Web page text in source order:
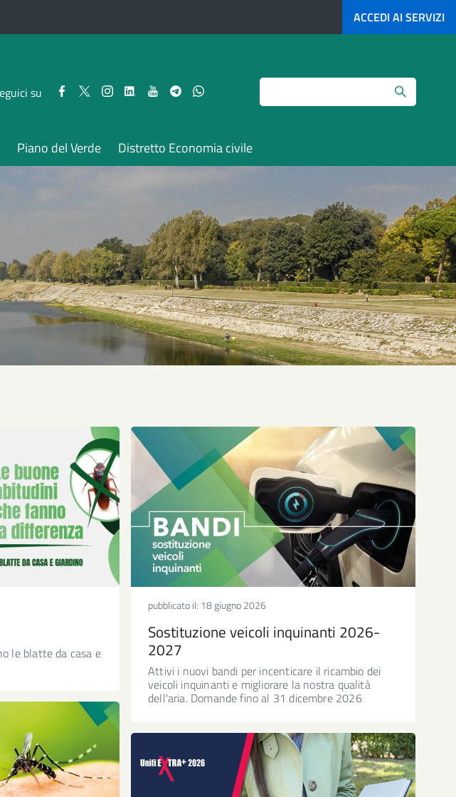
ACCEDI AI SERVIZI
su
Seguici SeguiciSeguici Seguici SeguiciSeguiciSeguici
Search
Piano del Verde Distretto Economia civile
le blatte da casa e
pubblicato il: 18 giugno 2026
Sostituzione veicoli inquinanti 2026-
2027
Attivi i nuovi bandi per incenticare il ricambio dei
veicoli inquinanti e migliorare la nostra qualità
dell'aria. Domande fino al 31 dicembre 2026